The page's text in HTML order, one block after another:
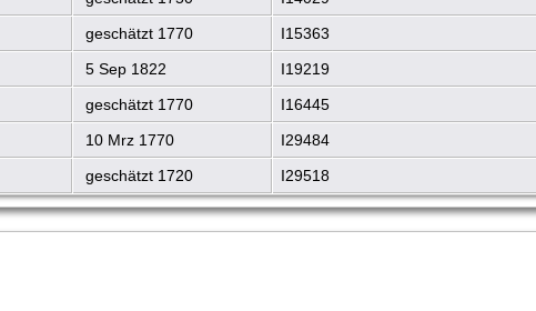
geschätzt 1770 I15363
5 Sep 1822 I19219
geschätzt 1770 I16445
10 Mrz 1770 I29484
geschätzt 1720 I29518